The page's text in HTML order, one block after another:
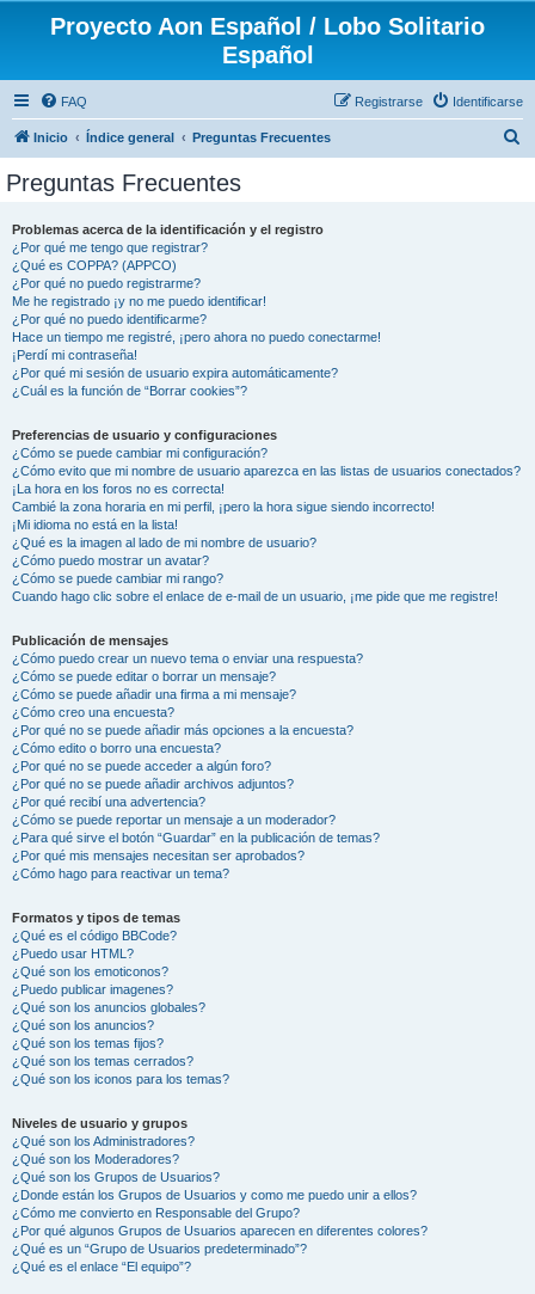
Proyecto Aon Español / Lobo Solitario
Español
FAQ Identificarse
Registrarse
Inicio Índice general Preguntas Frecuentes
Preguntas Frecuentes
Problemas acerca de la identificación y el registro
¿Por qué me tengo que registrar?
¿Qué es COPPA? (APPCO)
¿Por qué no puedo registrarme?
Me he registrado ¡y no me puedo identificar!
¿Por qué no puedo identificarme?
Hace un tiempo me registré, ¡pero ahora no puedo conectarme!
¡Perdí mi contraseña!
¿Por qué mi sesión de usuario expira automáticamente?
¿Cuál es la función de “Borrar cookies”?
Preferencias de usuario y configuraciones
¿Cómo se puede cambiar mi configuración?
¿Cómo evito que mi nombre de usuario aparezca en las listas de usuarios conectados?
¡La hora en los foros no es correcta!
Cambié la zona horaria en mi perfil, ¡pero la hora sigue siendo incorrecto!
¡Mi idioma no está en la lista!
¿Qué es la imagen al lado de mi nombre de usuario?
¿Cómo puedo mostrar un avatar?
¿Cómo se puede cambiar mi rango?
Cuando hago clic sobre el enlace de e-mail de un usuario, ¡me pide que me registre!
Publicación de mensajes
¿Cómo puedo crear un nuevo tema o enviar una respuesta?
¿Cómo se puede editar o borrar un mensaje?
¿Cómo se puede añadir una firma a mi mensaje?
¿Cómo creo una encuesta?
¿Por qué no se puede añadir más opciones a la encuesta?
¿Cómo edito o borro una encuesta?
¿Por qué no se puede acceder a algún foro?
¿Por qué no se puede añadir archivos adjuntos?
¿Por qué recibí una advertencia?
¿Cómo se puede reportar un mensaje a un moderador?
¿Para qué sirve el botón “Guardar” en la publicación de temas?
¿Por qué mis mensajes necesitan ser aprobados?
¿Cómo hago para reactivar un tema?
Formatos y tipos de temas
¿Qué es el código BBCode?
¿Puedo usar HTML?
¿Qué son los emoticonos?
¿Puedo publicar imagenes?
¿Qué son los anuncios globales?
¿Qué son los anuncios?
¿Qué son los temas fijos?
¿Qué son los temas cerrados?
¿Qué son los iconos para los temas?
Niveles de usuario y grupos
¿Qué son los Administradores?
¿Qué son los Moderadores?
¿Qué son los Grupos de Usuarios?
¿Donde están los Grupos de Usuarios y como me puedo unir a ellos?
¿Cómo me convierto en Responsable del Grupo?
¿Por qué algunos Grupos de Usuarios aparecen en diferentes colores?
¿Qué es un “Grupo de Usuarios predeterminado”?
¿Qué es el enlace “El equipo”?